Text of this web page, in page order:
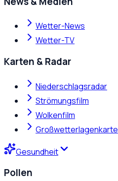
Wetter-News
Wetter-TV
Karten & Radar
Niederschlagsradar
Strömungsfilm
Wolkenfilm
Großwetterlagenkarte
Gesundheit
Pollen